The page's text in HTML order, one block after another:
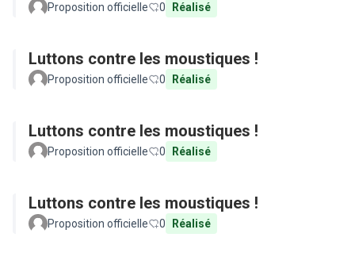
Proposition officielle 0 Réalisé
Luttons contre les moustiques !
Proposition officielle 0 Réalisé
Luttons contre les moustiques !
Proposition officielle 0 Réalisé
Luttons contre les moustiques !
Proposition officielle 0 Réalisé